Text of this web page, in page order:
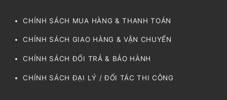
CHÍNH SÁCH MUA HÀNG & THANH TOÁN
CHÍNH SÁCH GIAO HÀNG & VẬN CHUYỂN
CHÍNH SÁCH ĐỔI TRẢ & BẢO HÀNH
CHÍNH SÁCH ĐẠI LÝ / ĐỐI TÁC THI CÔNG